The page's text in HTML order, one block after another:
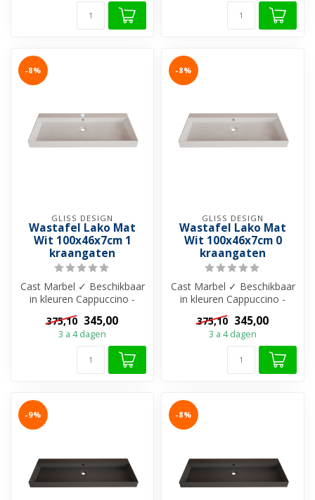
-8%
GLISS DESIGN
Wastafel Lako Mat
Wit 100x46x7cm 1
kraangaten
Cast Marbel ✓ Beschikbaar
in kleuren Cappuccino -
of ...
375,10 345,00
3 a 4 dagen
-8%
GLISS DESIGN
Wastafel Lako Mat
Wit 100x46x7cm 0
kraangaten
Cast Marbel ✓ Beschikbaar
in kleuren Cappuccino -
of ...
375,10 345,00
3 a 4 dagen
-9% -8%